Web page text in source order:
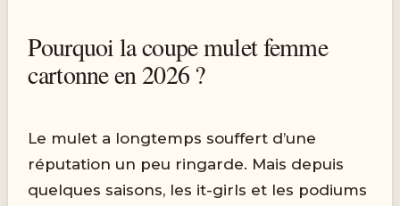
Pourquoi la coupe mulet femme
cartonne en 2026 ?
Le mulet a longtemps souffert d’une
réputation un peu ringarde. Mais depuis
quelques saisons, les it-girls et les podiums